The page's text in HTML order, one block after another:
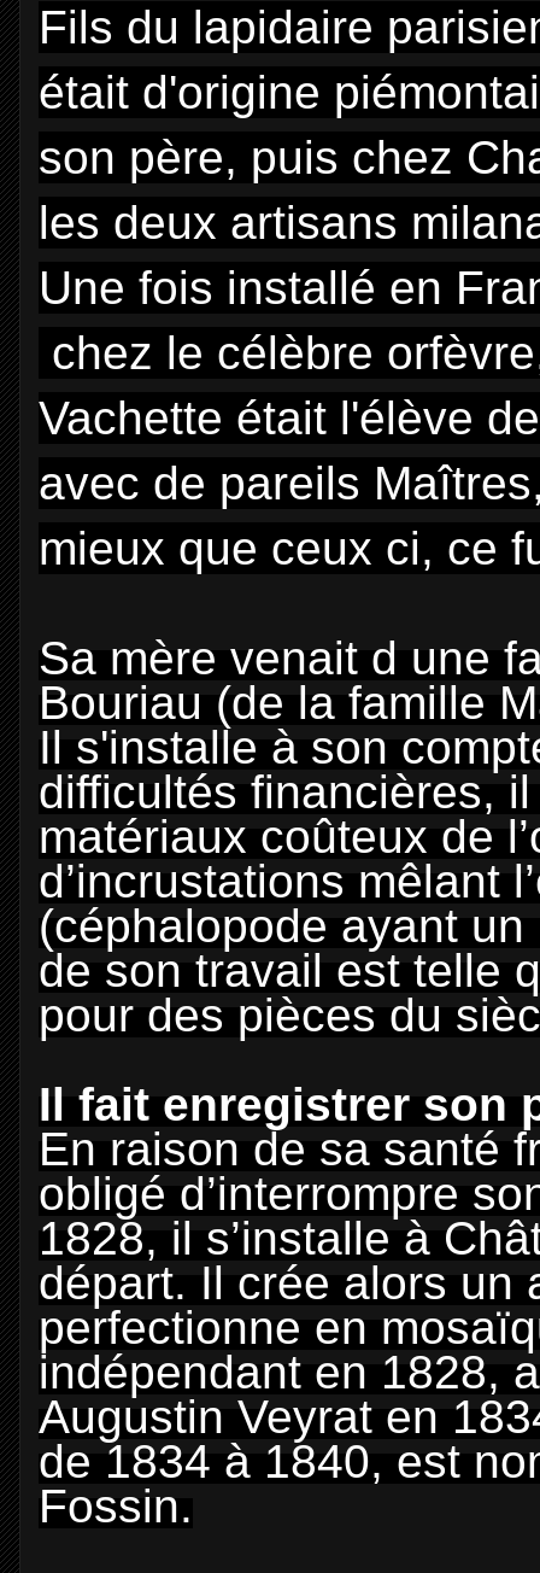
Fils du lapidaire
était d'origine
son père, puis chez
les deux artisans
Une fois installé en
chez le célèbre
Vachette était l'élève
avec de pareils
mieux que ceux ci, ce
Sa mère venait d une
Bouriau (de la famille
Il s'installe à son
difficultés financières,
matériaux coûteux de
d’incrustations mêlant
(céphalopode ayant
de son travail est telle
pour des pièces du
Il fait enregistrer son
En raison de sa santé
obligé d’interrompre
1828, il s’installe à
départ. Il crée alors un
perfectionne en
indépendant en 1828,
Augustin Veyrat en
de 1834 à 1840, est
Fossin.